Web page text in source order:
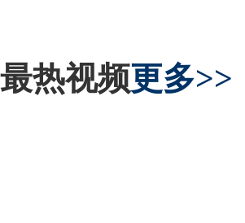
最热视频更多>>